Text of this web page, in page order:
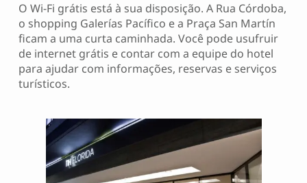
O Wi-Fi grátis está à sua disposição. A Rua Córdoba,
o shopping Galerías Pacífico e a Praça San Martín
ficam a uma curta caminhada. Você pode usufruir
de internet grátis e contar com a equipe do hotel
para ajudar com informações, reservas e serviços
turísticos.